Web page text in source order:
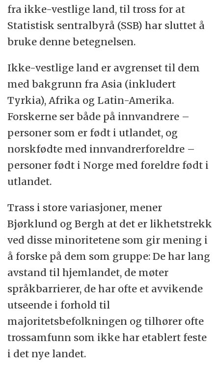
fra ikke-vestlige land, til tross for at
Statistisk sentralbyrå (SSB) har sluttet å
bruke denne betegnelsen.
Ikke-vestlige land er avgrenset til dem
med bakgrunn fra Asia (inkludert
Tyrkia), Afrika og Latin-Amerika.
Forskerne ser både på innvandrere –
personer som er født i utlandet, og
norskfødte med innvandrerforeldre –
personer født i Norge med foreldre født i
utlandet.
Trass i store variasjoner, mener
Bjørklund og Bergh at det er likhetstrekk
ved disse minoritetene som gir mening i
å forske på dem som gruppe: De har lang
avstand til hjemlandet, de møter
språkbarrierer, de har ofte et avvikende
utseende i forhold til
majoritetsbefolkningen og tilhører ofte
trossamfunn som ikke har etablert feste
i det nye landet.